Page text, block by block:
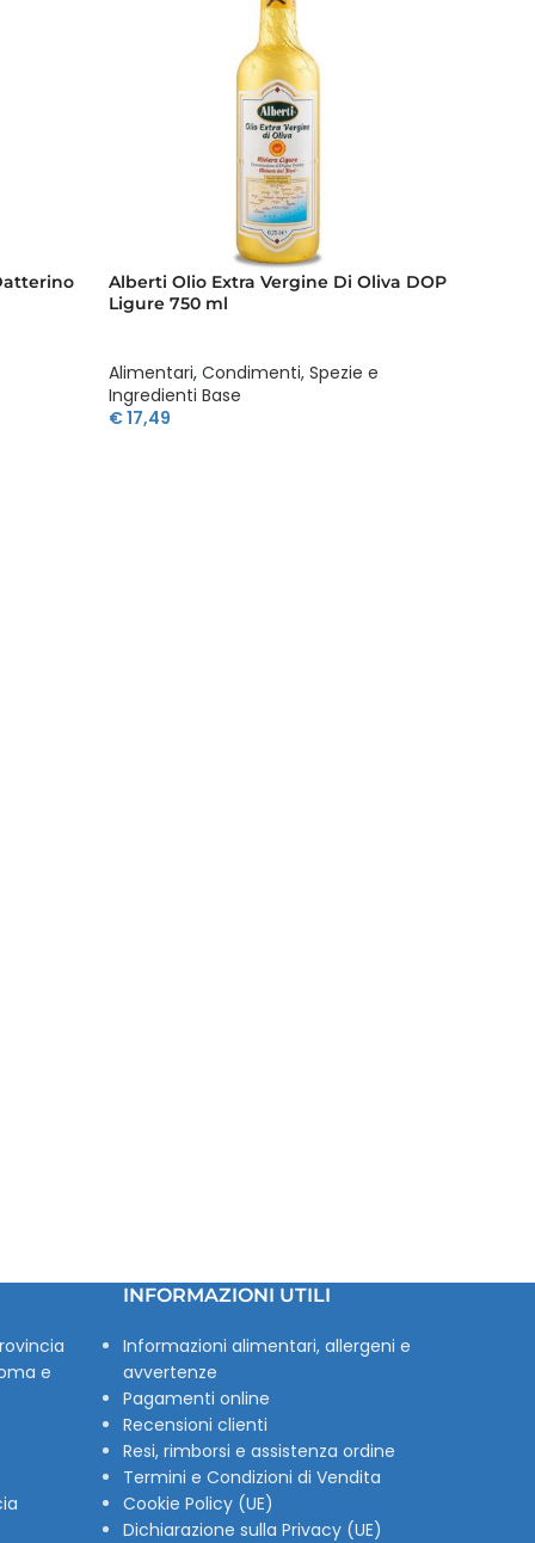
Alberti Olio Extra Vergine Di Oliva DOP
Ligure 750 ml
Alimentari, Condimenti, Spezie e
Ingredienti Base
€17,49
e
INFORMAZIONI UTILI
Informazioni alimentari, allergeni e
avvertenze
Pagamenti online
Recensioni clienti
Resi, rimborsi e assistenza ordine
Termini e Condizioni di Vendita
Cookie Policy (UE)
Dichiarazione sulla Privacy (UE)